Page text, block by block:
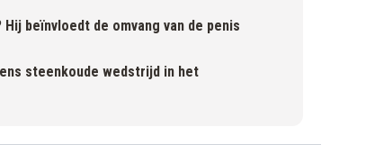
beïnvloedt de omvang van de penis
steenkoude wedstrijd in het